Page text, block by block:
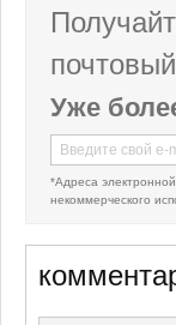
Уже
*Адреса
некоммерческого